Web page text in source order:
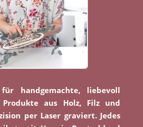
handgemachte, liebevoll
Produkte aus Holz, Filz und
per Laser graviert. Jedes